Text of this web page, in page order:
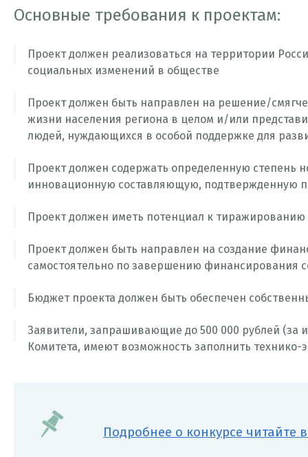
Основные требования к проектам:
Проект должен реализоваться на территории
социальных изменений в обществе
Проект должен быть направлен на решение/
жизни населения региона в целом и/или
людей, нуждающихся в особой поддержке для
Проект должен содержать определенную
инновационную составляющую, подтвержденную
Проект должен иметь потенциал к тиражированию
Проект должен быть направлен на создание
самостоятельно по завершению финансирования
Бюджет проекта должен быть обеспечен
Заявители, запрашивающие до 500 000 рублей
Комитета, имеют возможность заполнить
Подробнее о конкурсе